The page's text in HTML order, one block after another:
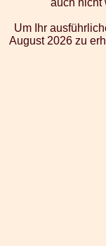
auch nicht
Um Ihr
August 2026 zu